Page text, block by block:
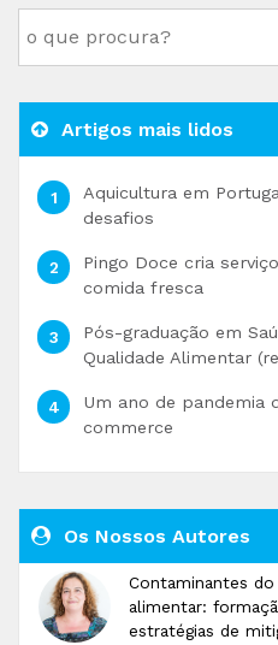
Artigos mais lidos
Aquicultura em
desafios
Pingo Doce cria
comida fresca
Pós-graduação em
Qualidade Alimentar
Um ano de pandemia
commerce
Os Nossos Autores
Contaminantes
alimentar:
estratégias de